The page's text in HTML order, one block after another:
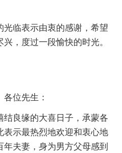
光临表示由衷的感谢，希望
，度过一段愉快的时光。
位先生：
结良缘的大喜日子，承蒙各
表示最热烈地欢迎和衷心地
夫妻，身为男方父母感到